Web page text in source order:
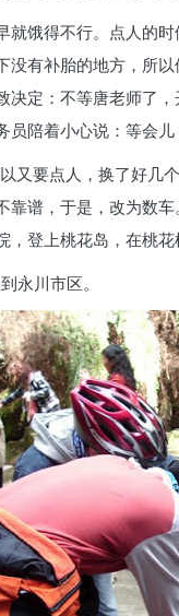
就饿得不行。点人的
没有补胎的地方，所
决定：不等唐老师了
员陪着小心说：等会
又要点人，换了好几
靠谱，于是，改为数
，登上桃花岛，在桃
永川市区。